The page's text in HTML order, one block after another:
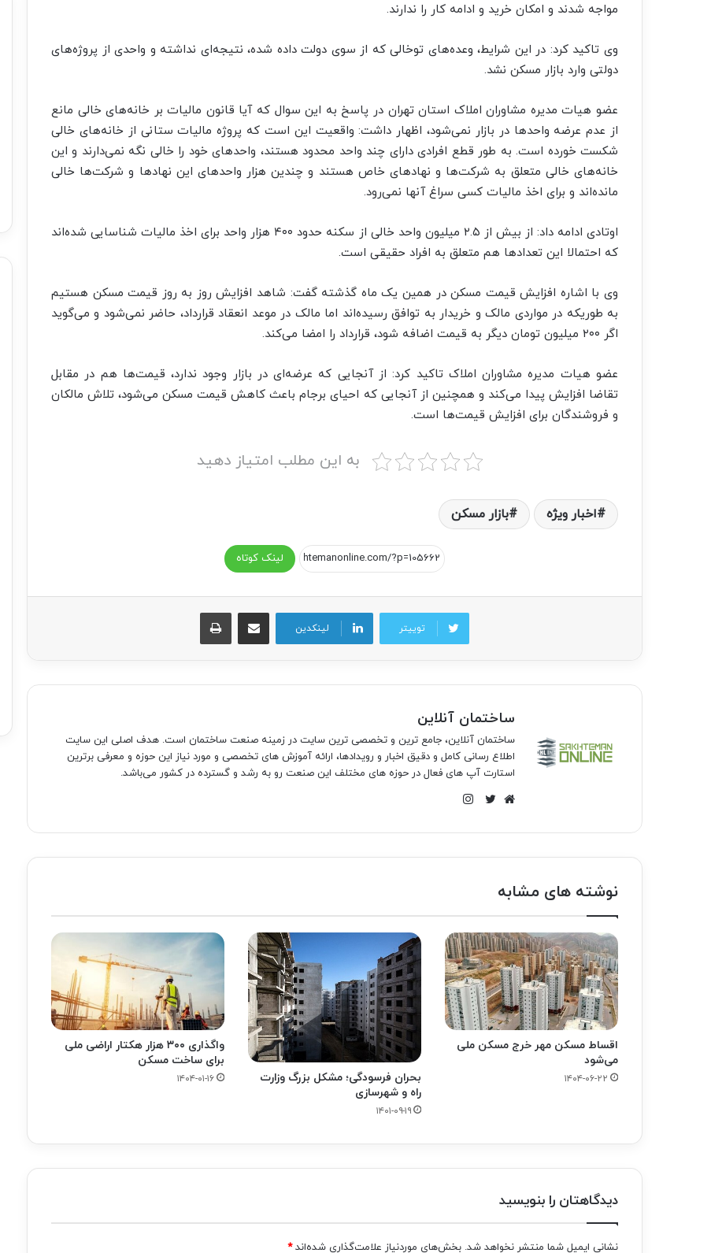
مواجه شدند و امکان خرید و ادامه کار را ندارند.
وی تاکید کرد: در این شرایط، وعده‌های توخالی که از سوی دولت داده شده، نتیجه‌ای نداشته و واحدی از پروژه‌های
دولتی وارد بازار مسکن نشد.
عضو هیات مدیره مشاوران املاک استان تهران در پاسخ به این سوال که آیا قانون مالیات بر خانه‌های خالی مانع
از عدم عرضه واحدها در بازار نمی‌شود، اظهار داشت: واقعیت این است که پروژه مالیات ستانی از خانه‌های خالی
شکست خورده‌ است. به طور قطع افرادی دارای چند واحد محدود هستند، واحدهای خود را خالی نگه نمی‌دارند و این
خانه‌های خالی متعلق به شرکت‌ها و نهادهای خاص هستند و چندین هزار واحدهای این نهادها و شرکت‌ها خالی
مانده‌اند و برای اخذ مالیات کسی سراغ آنها نمی‌رود.
اوتادی ادامه داد: از بیش از ۲.۵ میلیون واحد خالی از سکنه حدود ۴۰۰ هزار واحد برای اخذ مالیات شناسایی شده‌اند
که احتمالا این تعدادها هم متعلق به افراد حقیقی است.
وی با اشاره افزایش قیمت مسکن در همین یک ماه گذشته گفت: شاهد افزایش روز به روز قیمت مسکن هستیم
به طوریکه در مواردی مالک و خریدار به توافق رسیده‌اند اما مالک در موعد انعقاد قرارداد، حاضر نمی‌شود و می‌گوید
اگر ۲۰۰ میلیون تومان دیگر به قیمت اضافه شود، قرارداد را امضا می‌کند.
عضو هیات مدیره مشاوران املاک تاکید کرد: از آنجایی که عرضه‌ای در بازار وجود ندارد، قیمت‌ها هم در مقابل
تقاضا افزایش پیدا می‌کند و همچنین از آنجایی که احیای برجام باعث کاهش قیمت مسکن می‌شود، تلاش مالکان
و فروشندگان برای افزایش قیمت‌ها است.
به این مطلب امتیاز دهید
اخبار ویژه بازار مسکن
لینک کوتاه
توییتر لینکدین
اشتراک گذاری از طریق ایمیل چاپ
ساختمان آنلاین
ساختمان آنلاین، جامع ترین و تخصصی ترین سایت در زمینه صنعت ساختمان است. هدف اصلی این سایت
اطلاع رسانی کامل و دقیق اخبار و رویدادها، ارائه آموزش های تخصصی و مورد نیاز این حوزه و معرفی برترین
استارت آپ های فعال در حوزه های مختلف این صنعت رو به رشد و گسترده در کشور می‌باشد.
نوشته های مشابه
اقساط مسکن مهر خرج مسکن ملی
می‌شود
۱۴۰۴-۰۶-۲۲
بحران فرسودگی؛ مشکل بزرگ وزارت
راه و شهرسازی
۱۴۰۱-۰۹-۱۹
واگذاری ۳۰۰ هزار هکتار اراضی ملی
برای ساخت مسکن
۱۴۰۴-۰۱-۱۶
دیدگاهتان را بنویسید
نشانی ایمیل شما منتشر نخواهد شد. بخش‌های موردنیاز علامت‌گذاری شده‌اند*